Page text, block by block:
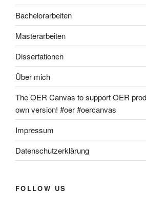
Bachelorarbeiten
Masterarbeiten
Dissertationen
Über mich
The OER Canvas to support OER
own version! #oer #oercanvas
Impressum
Datenschutzerklärung
FOLLOW US